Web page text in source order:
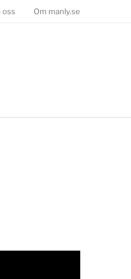
oss Om manly.se